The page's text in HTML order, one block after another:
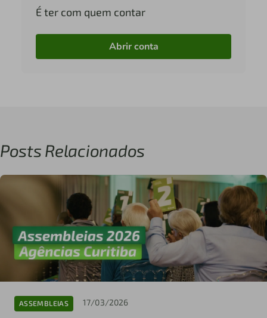
É ter com quem contar
Abrir conta
Posts Relacionados
ASSEMBLEIAS 17/03/2026